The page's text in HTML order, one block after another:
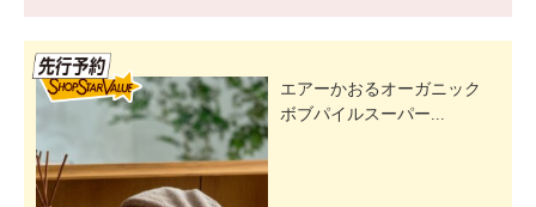
エアーかおるオーガニック
ボブパイルスーパー...